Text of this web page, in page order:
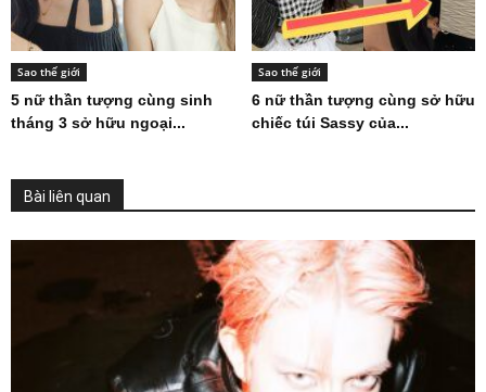
Sao thế giới
5 nữ thần tượng cùng sinh
tháng 3 sở hữu ngoại...
Sao thế giới
6 nữ thần tượng cùng sở hữu
chiếc túi Sassy của...
Bài liên quan